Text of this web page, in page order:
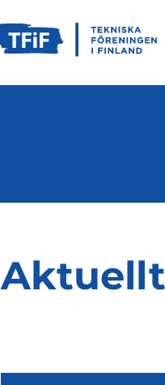
Aktuellt